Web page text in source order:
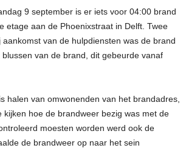
9 september is er iets voor 04:00 brand
etage aan de Phoenixstraat in Delft. Twee
van de hulpdiensten was de brand
van de brand, dit gebeurde vanaf
halen van omwonenden van het brandadres,
hoe de brandweer bezig was met de
moesten worden werd ook de
de brandweer op naar het sein